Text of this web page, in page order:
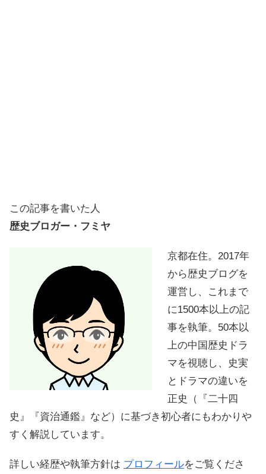
この記事を書いた人
歴史ブロガー・フミヤ
京都在住。2017年
から歴史ブログを
運営し、これまで
に1500本以上の記
事を執筆。50本以
上の中国歴史ドラ
マを視聴し、史実
とドラマの違いを
正史（『二十四
史』『資治通鑑』など）に基づき初心者にもわかりや
すく解説しています。
詳しい経歴や執筆方針は プロフィールをご覧くださ